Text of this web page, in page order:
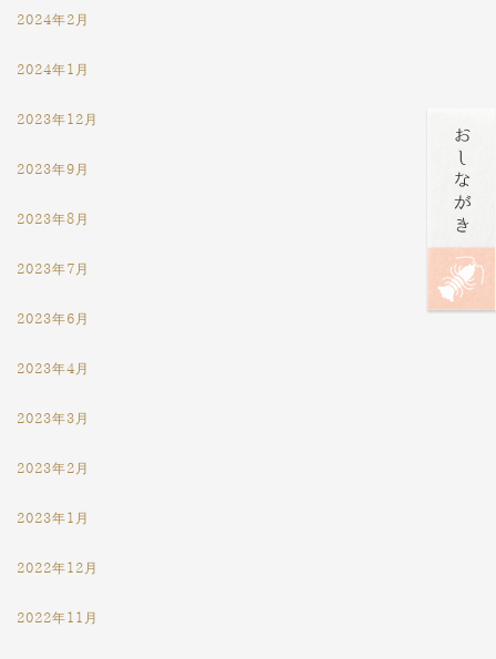
2024年2月
2024年1月
2023年12月
2023年9月
2023年8月
2023年7月
2023年6月
2023年4月
2023年3月
2023年2月
2023年1月
2022年12月
2022年11月